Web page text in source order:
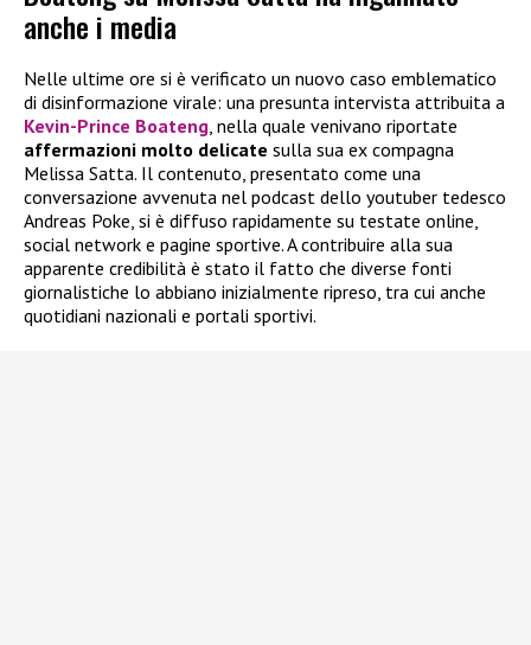
anche i media
Nelle ultime ore si è verificato un nuovo caso emblematico
di disinformazione virale: una presunta intervista attribuita a
Kevin-Prince Boateng, nella quale venivano riportate
affermazioni molto delicate sulla sua ex compagna
Melissa Satta. Il contenuto, presentato come una
conversazione avvenuta nel podcast dello youtuber tedesco
Andreas Poke, si è diffuso rapidamente su testate online,
social network e pagine sportive. A contribuire alla sua
apparente credibilità è stato il fatto che diverse fonti
giornalistiche lo abbiano inizialmente ripreso, tra cui anche
quotidiani nazionali e portali sportivi.